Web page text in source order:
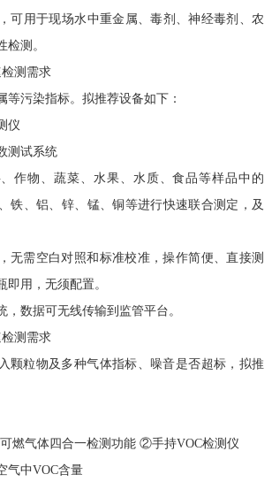
可用于现场水中重金属、毒剂、神经毒剂、农
检测。
测需求
等污染指标。拟推荐设备如下：
仪
测试系统
作物、蔬菜、水果、水质、食品等样品中的
铁、铝、锌、锰、铜等进行快速联合测定，及
无需空白对照和标准校准，操作简便、直接测
即用，无须配置。
，数据可无线传输到监管平台。
测需求
颗粒物及多种气体指标、噪音是否超标，拟推
可燃气体四合一检测功能 ②手持VOC检测仪
气中VOC含量